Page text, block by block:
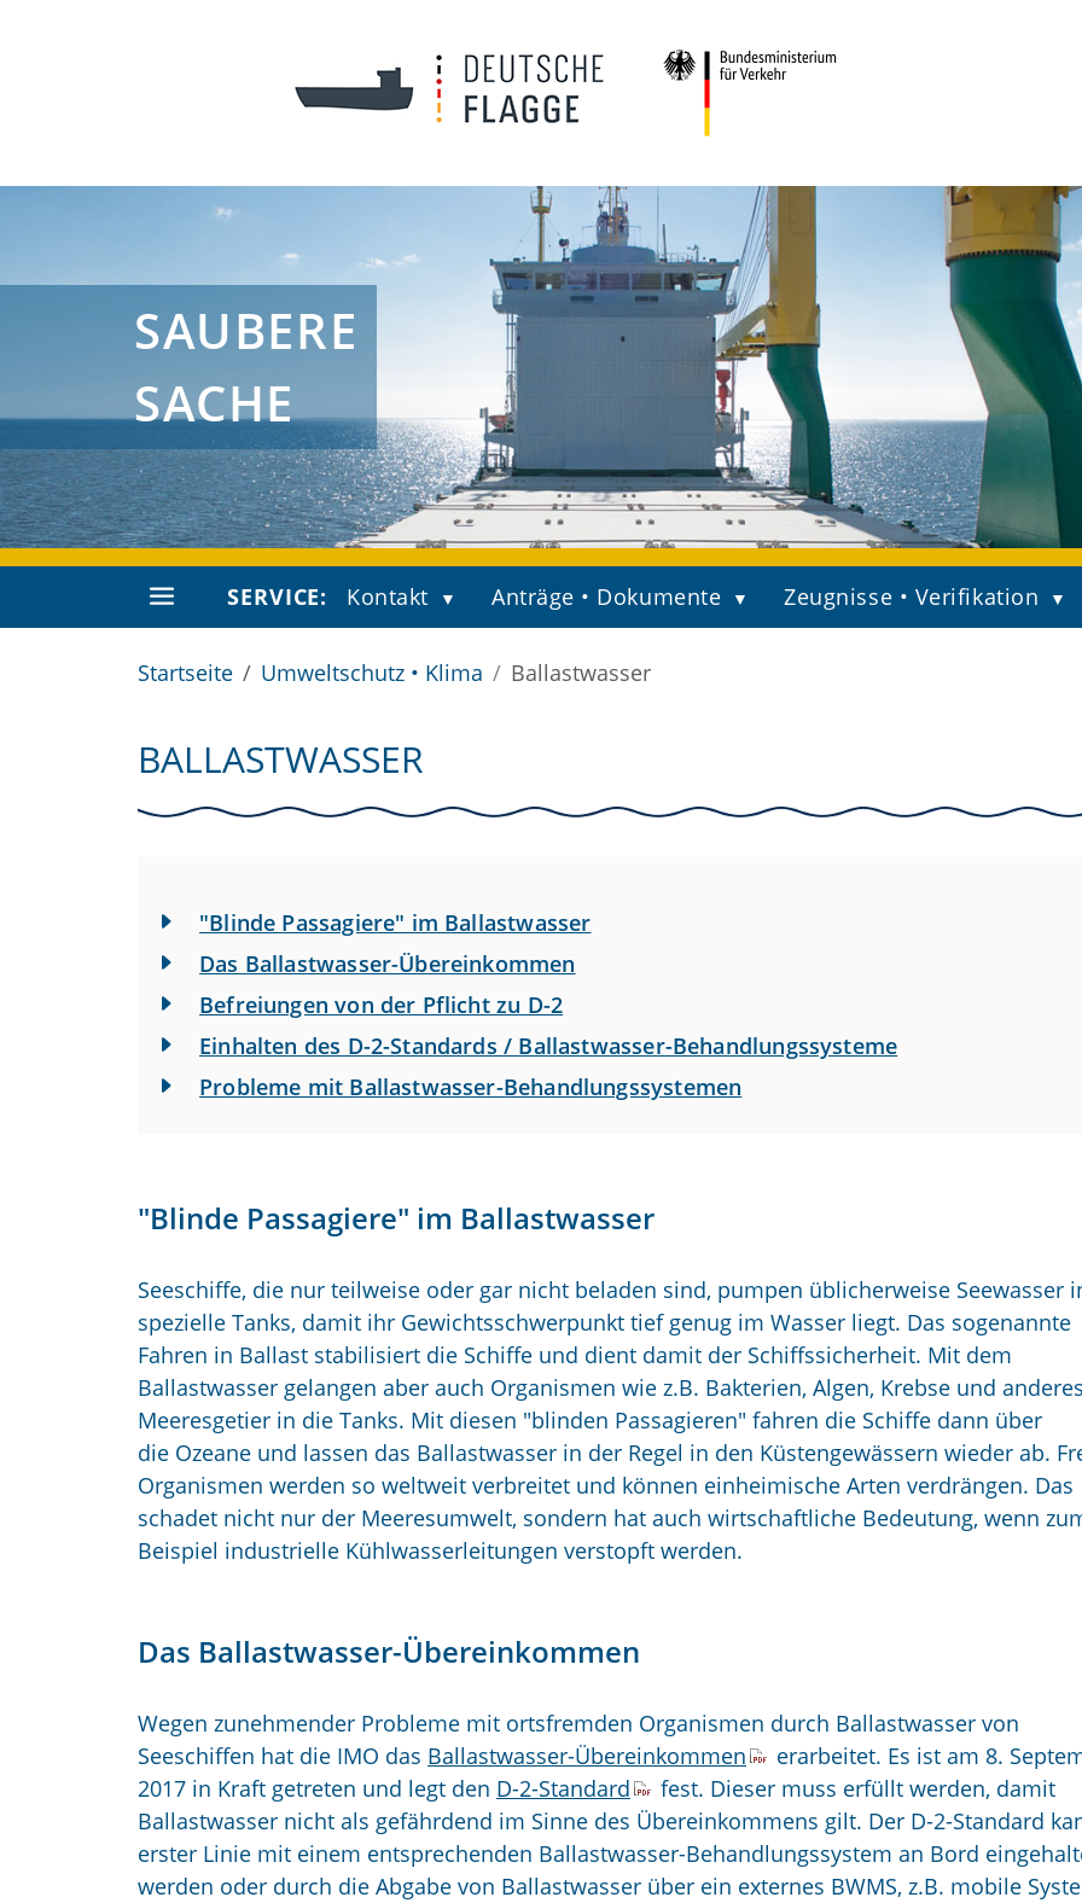
SAUBERE
SACHE
SERVICE: Kontakt Anträge • Dokumente Zeugnisse • Verifikation
Startseite Umweltschutz • Klima Ballastwasser
BALLASTWASSER
"Blinde Passagiere" im Ballastwasser
Das Ballastwasser-Übereinkommen
Befreiungen von der Pflicht zu D-2
Einhalten des D-2-Standards / Ballastwasser-Behandlungssysteme
Probleme mit Ballastwasser-Behandlungssystemen
"Blinde Passagiere" im Ballastwasser
Seeschiffe, die nur teilweise oder gar nicht beladen sind, pumpen üblicherweise Seewasser
spezielle Tanks, damit ihr Gewichtsschwerpunkt tief genug im Wasser liegt. Das sogenannte
Fahren in Ballast stabilisiert die Schiffe und dient damit der Schiffssicherheit. Mit dem
Ballastwasser gelangen aber auch Organismen wie z.B. Bakterien, Algen, Krebse und anderes
Meeresgetier in die Tanks. Mit diesen "blinden Passagieren" fahren die Schiffe dann über
die Ozeane und lassen das Ballastwasser in der Regel in den Küstengewässern wieder ab.
Organismen werden so weltweit verbreitet und können einheimische Arten verdrängen. Das
schadet nicht nur der Meeresumwelt, sondern hat auch wirtschaftliche Bedeutung, wenn
Beispiel industrielle Kühlwasserleitungen verstopft werden.
Das Ballastwasser-Übereinkommen
Wegen zunehmender Probleme mit ortsfremden Organismen durch Ballastwasser von
Seeschiffen hat die IMO das Ballastwasser-Übereinkommen
erarbeitet. Es ist am 8.
2017 in Kraft getreten und legt den D-2-Standard
fest. Dieser muss erfüllt werden, damit
Ballastwasser nicht als gefährdend im Sinne des Übereinkommens gilt. Der D-2-Standard
erster Linie mit einem entsprechenden Ballastwasser-Behandlungssystem an Bord
werden oder durch die Abgabe von Ballastwasser über ein externes BWMS, z.B. mobile